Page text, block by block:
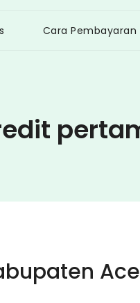
Cara Pembayaran